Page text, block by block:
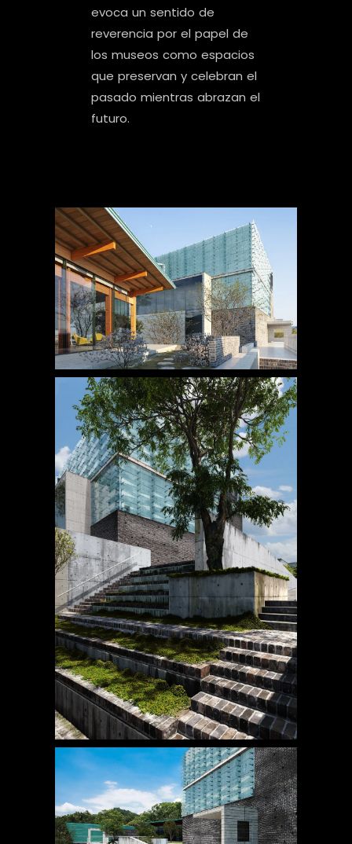
evoca un sentido de
reverencia por el papel de
los museos como espacios
que preservan y celebran el
pasado mientras abrazan el
futuro.